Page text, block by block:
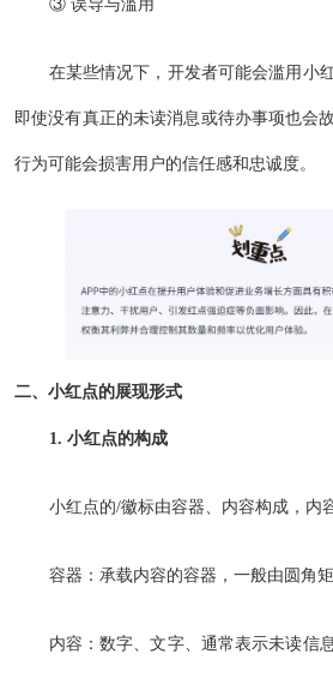
③ 误导与滥用
在某些情况下，开发者可能会滥用小
即使没有真正的未读消息或待办事项也会
行为可能会损害用户的信任感和忠诚度。
二、小红点的展现形式
1. 小红点的构成
小红点的/徽标由容器、内容构成，内
容器：承载内容的容器，一般由圆角
内容：数字、文字、通常表示未读信